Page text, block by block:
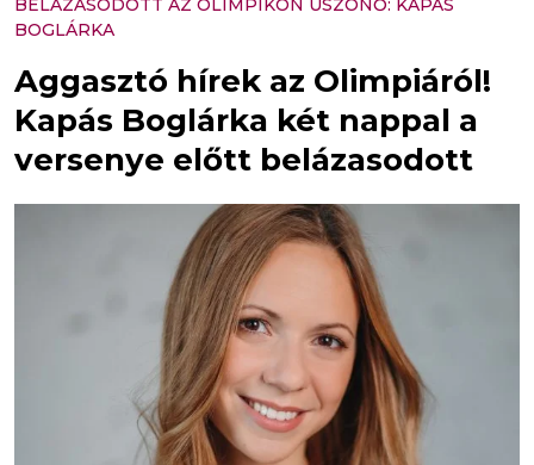
BELÁZASODOTT AZ OLIMPIKON ÚSZÓNŐ: KAPÁS
BOGLÁRKA
Aggasztó hírek az Olimpiáról!
Kapás Boglárka két nappal a
versenye előtt belázasodott